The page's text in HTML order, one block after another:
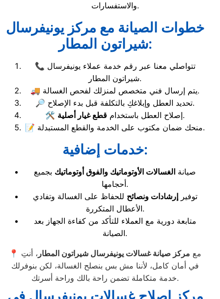
والاستفسارات.
خطوات الصيانة مع مركز يونيفرسال
شيراتون المطار:
📞 تتواصلي معنا عبر رقم خدمة عملاء يونيفرسال
شيراتون المطار.
🚚 يتم إرسال فني متخصص لمنزلك لفحص الغسالة.
🔎 تحديد العطل وإبلاغكِ بالتكلفة قبل بدء الإصلاح.
🛠️ إصلاح العطل باستخدام قطع غيار أصلية
.
📝 منحك ضمان مكتوب على الخدمة والقطع المستبدلة.
خدمات إضافية:
صيانة الغسالات الأوتوماتيك والفوق أوتوماتيك بجميع
أحجامها.
توفيرإرشادات ونصائح للحفاظ على الغسالة وتفادي
الأعطال المتكررة.
متابعة دورية مع العملاء للتأكد من كفاءة الجهاز بعد
الصيانة.
📍 مع مركز صيانة غسالات يونيفرسال شيراتون المطار ، أنتِ
في أمان كامل، لأننا مش بس بنصلح الغسالة، لكن بنوفرلك
خدمة متكاملة تضمن راحة بالك وراحة أسرتك.